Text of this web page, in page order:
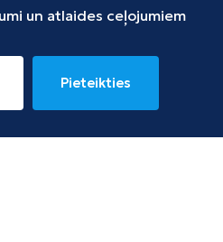
un atlaides ceļojumiem
Pieteikties